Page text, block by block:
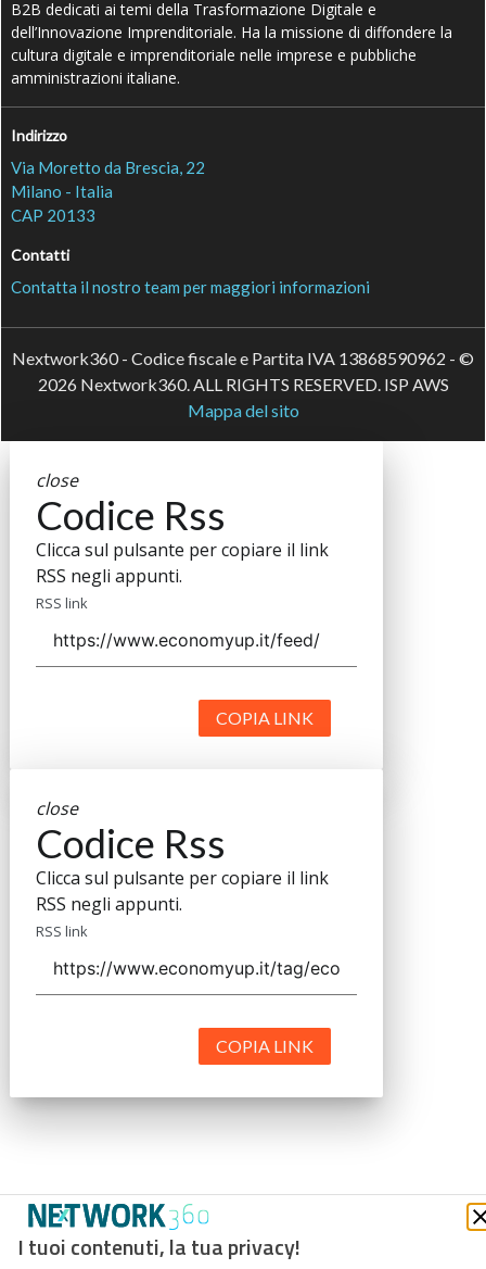
I tuoi contenuti, la tua privacy!
B2B dedicati ai temi della Trasformazione Digitale e
dell’Innovazione Imprenditoriale. Ha la missione di diffondere la
cultura digitale e imprenditoriale nelle imprese e pubbliche
amministrazioni italiane.
Indirizzo
Via Moretto da Brescia, 22
Milano - Italia
CAP 20133
Contatti
Contatta il nostro team per maggiori informazioni
Nextwork360 - Codice fiscale e Partita IVA 13868590962 - ©
2026 Nextwork360. ALL RIGHTS RESERVED. ISP AWS
Mappa del sito
close
Codice Rss
Clicca sul pulsante per copiare il link
RSS negli appunti.
RSS link
COPIA LINK
close
Codice Rss
Clicca sul pulsante per copiare il link
RSS negli appunti.
RSS link
COPIA LINK